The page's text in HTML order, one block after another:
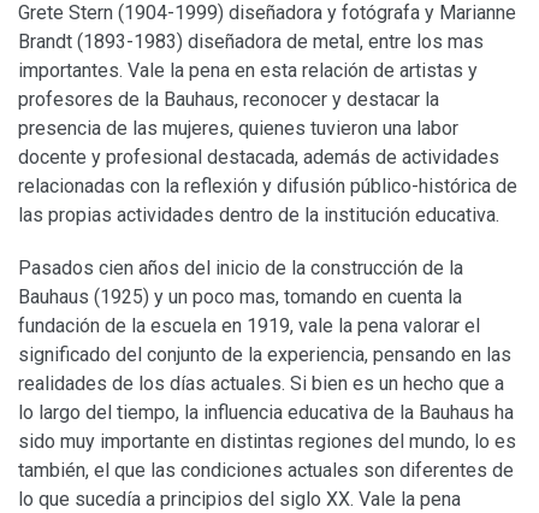
Grete Stern (1904-1999) diseñadora y fotógrafa y Marianne
Brandt (1893-1983) diseñadora de metal, entre los mas
importantes. Vale la pena en esta relación de artistas y
profesores de la Bauhaus, reconocer y destacar la
presencia de las mujeres, quienes tuvieron una labor
docente y profesional destacada, además de actividades
relacionadas con la reflexión y difusión público-histórica de
las propias actividades dentro de la institución educativa.
Pasados cien años del inicio de la construcción de la
Bauhaus (1925) y un poco mas, tomando en cuenta la
fundación de la escuela en 1919, vale la pena valorar el
significado del conjunto de la experiencia, pensando en las
realidades de los días actuales. Si bien es un hecho que a
lo largo del tiempo, la influencia educativa de la Bauhaus ha
sido muy importante en distintas regiones del mundo, lo es
también, el que las condiciones actuales son diferentes de
lo que sucedía a principios del siglo XX. Vale la pena